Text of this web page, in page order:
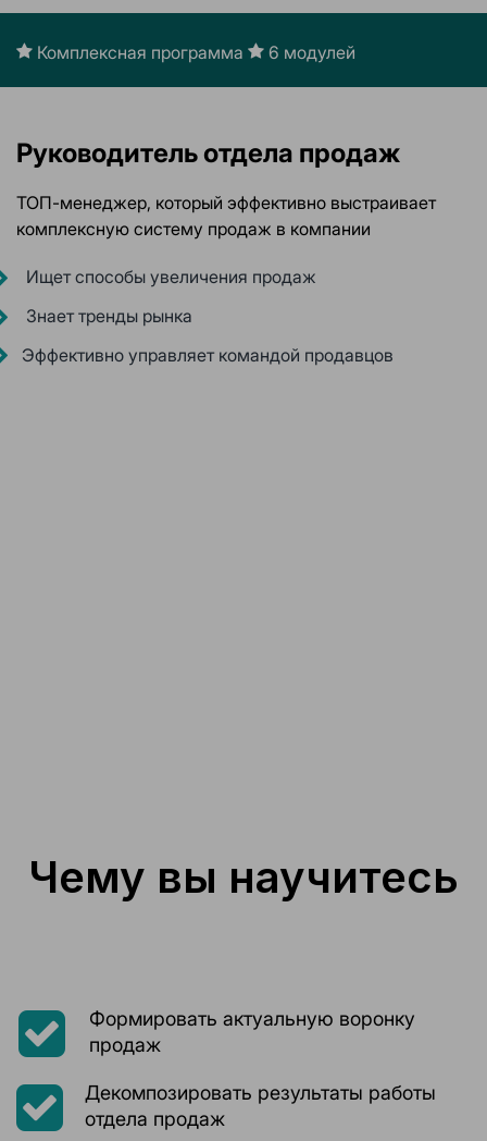
Комплексная программа 6 модулей
Руководитель отдела продаж
ТОП-менеджер, который эффективно выстраивает
комплексную систему продаж в компании
Ищет способы увеличения продаж
Знает тренды рынка
Эффективно управляет командой продавцов
Чему вы научитесь
Формировать актуальную воронку
продаж
Декомпозировать результаты работы
отдела продаж